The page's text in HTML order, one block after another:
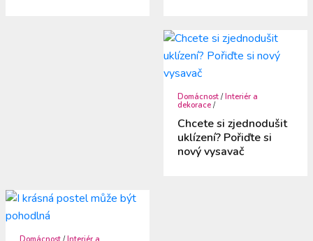
Domácnost /Interiér a
dekorace /
Chcete si zjednodušit
uklízení? Pořiďte si
nový vysavač